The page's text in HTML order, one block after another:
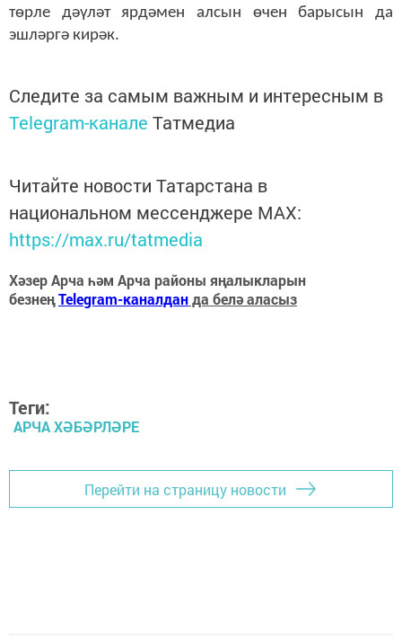
төрле дәүләт ярдәмен алсын өчен барысын да
эшләргә кирәк.
Следите за самым важным и интересным в
Telegram-канале Татмедиа
Читайте новости Татарстана в
национальном мессенджере MАХ:
https://max.ru/tatmedia
Хәзер Арча һәм Арча районы яңалыкларын
безнеңTelegram-каналданда белә аласыз
Теги:
АРЧА ХӘБӘРЛӘРЕ
Перейти на страницу новости